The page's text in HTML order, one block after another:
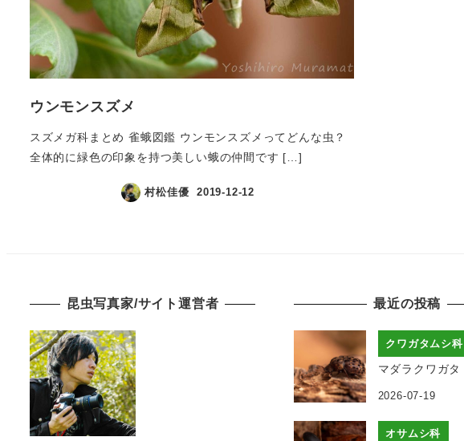
ウンモンスズメ
スズメガ科まとめ 雀蛾図鑑 ウンモンスズメってどんな虫？
全体的に緑色の印象を持つ美しい蛾の仲間です […]
村松佳優 2019-12-12
昆虫写真家/サイト運営者 最近の投稿
クワガタムシ科
マダラクワガタ
2026-07-19
オサムシ科